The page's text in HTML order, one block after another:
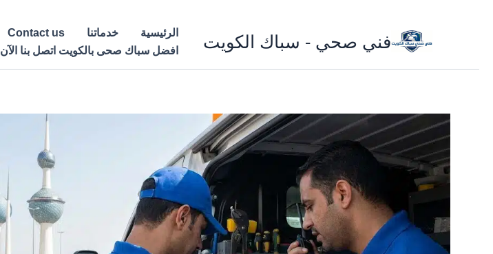
فني صحي - سباك الكويت الرئيسية خدماتنا Contact us
افضل سباك صحى بالكويت اتصل بنا الآن